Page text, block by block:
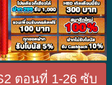
ตอนที่ 1-26 ซับ